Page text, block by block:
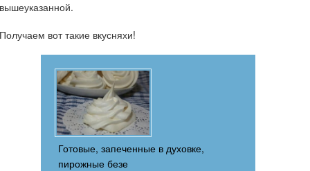
вышеуказанной.
Получаем вот такие вкусняхи!
Готовые, запеченные в духовке,
пирожные безе